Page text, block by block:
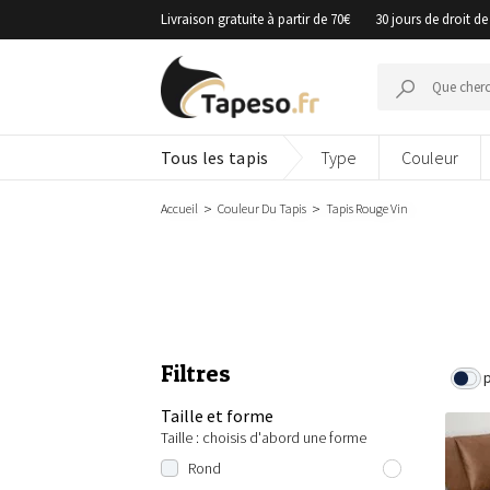
au
Livraison gratuite à partir de 70€ 30 jours de droit
pour :
Tous les tapis Type Couleur
Accueil Couleur Du Tapis Tapis Rouge Vin
Filtres
Taille et forme
Taille : choisis d'abord une forme
Rond